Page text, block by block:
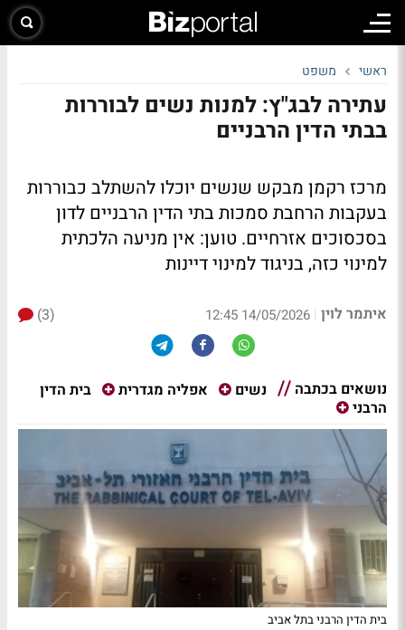
ראשי משפט
עתירה לבג"ץ: למנות נשים לבוררות
בבתי הדין הרבניים
מרכז רקמן מבקש שנשים יוכלו להשתלב כבוררות
בעקבות הרחבת סמכות בתי הדין הרבניים לדון
בסכסוכים אזרחיים. טוען: אין מניעה הלכתית
למינוי כזה, בניגוד למינוי דיינות
איתמר לוין |
14/05/2026 12:45
(3)
נושאים בכתבה נשים אפליה מגדרית
בית הדין
הרבני
בית הדין הרבני בתל אביב